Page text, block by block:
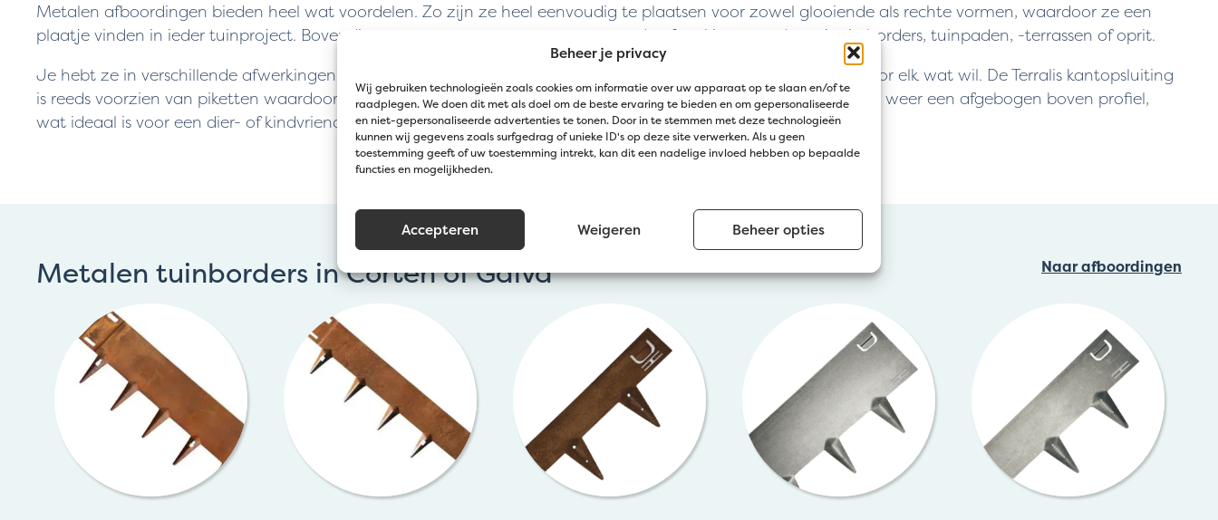
Beheer je privacy
Wij gebruiken technologieën zoals cookies om informatie over uw apparaat op te slaan en/of te
raadplegen. We doen dit met als doel om de beste ervaring te bieden en om gepersonaliseerde
en niet-gepersonaliseerde advertenties te tonen. Door in te stemmen met deze technologieën
kunnen wij gegevens zoals surfgedrag of unieke ID's op deze site verwerken. Als u geen
toestemming geeft of uw toestemming intrekt, kan dit een nadelige invloed hebben op bepaalde
functies en mogelijkheden.
Accepteren Weigeren Beheer opties
Metalen afboordingen bieden heel wat voordelen. Zo zijn ze heel eenvoudig te plaatsen voor zowel glooiende als rechte vormen, waardoor ze een
plaatje vinden in ieder tuinproject. Bovendien zorgen ze voor een ongeëvenaarde afwerkingsgraad van je sierborders, tuinpaden, -terrassen of oprit.
Je hebt ze in verschillende afwerkingen zoals cortenstaal, gegalvaniseerd of zwarte poederlak. Hierdoor is er voor elk wat wil. De Terralis kantopsluiting
is reeds voorzien van piketten waardoor je deze heel eenvoudig kan plaatsen. De ECCOborder Easyfix heeft dan weer een afgebogen boven profiel,
wat ideaal is voor een dier- of kindvriendelijke tuin.
Metalen tuinborders in Corten of Galva Naar afboordingen